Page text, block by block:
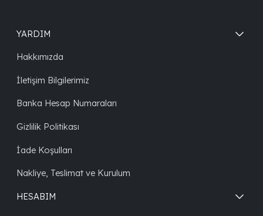
YARDIM
Hakkımızda
İletişim Bilgilerimiz
Banka Hesap Numaraları
Gizlilik Politikası
İade Koşulları
Nakliye, Teslimat ve Kurulum
HESABIM